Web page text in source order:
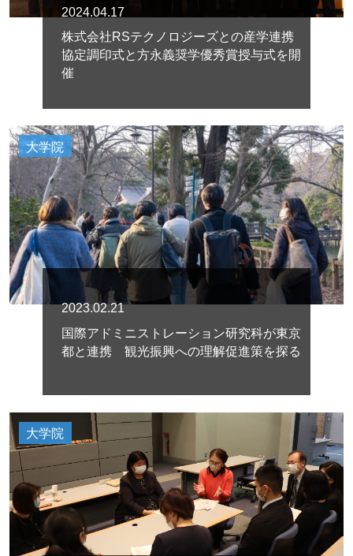
2024.04.17
株式会社RSテクノロジーズとの産学連携
協定調印式と方永義奨学優秀賞授与式を開
催
大学院
2023.02.21
国際アドミニストレーション研究科が東京
都と連携 観光振興への理解促進策を探る
大学院